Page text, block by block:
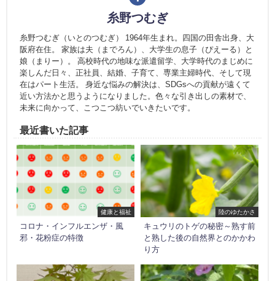
糸野つむぎ
糸野つむぎ（いとのつむぎ） 1964年生まれ。四国の田舎出身、大
阪府在住。 家族は夫（までろん）、大学生の息子（ぴえーる）と
娘（まりー）。 高校時代の地味な派遣留学、大学時代のまじめに
楽しんだ日々、正社員、結婚、子育て、専業主婦時代、そして現
在はパート生活。 身近な悩みの解決は、SDGsへの貢献が遠くて
近い方法かと思うようになりました。色々な引き出しの素材で、
未来に向かって、こつこつ紡いでいきたいです。
最近書いた記事
健康と福祉
コロナ・インフルエンザ・風
邪・花粉症の特徴
陸のゆたかさ
キュウリのトゲの秘密～熟す前
と熟した後の自然界とのかかわ
り方